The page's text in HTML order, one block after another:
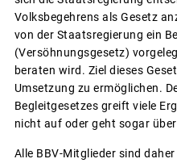
Volksbegehrens als Gesetz
von der Staatsregierung ein
(Versöhnungsgesetz)
beraten wird. Ziel dieses
Umsetzung zu ermöglichen.
Begleitgesetzes greift viele
nicht auf oder geht sogar
Alle BBV-Mitglieder sind